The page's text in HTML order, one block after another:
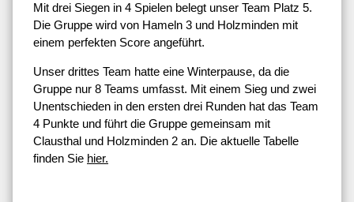
Mit drei Siegen in 4 Spielen belegt unser Team Platz 5.
Die Gruppe wird von Hameln 3 und Holzminden mit
einem perfekten Score angeführt.
Unser drittes Team hatte eine Winterpause, da die
Gruppe nur 8 Teams umfasst. Mit einem Sieg und zwei
Unentschieden in den ersten drei Runden hat das Team
4 Punkte und führt die Gruppe gemeinsam mit
Clausthal und Holzminden 2 an. Die aktuelle Tabelle
finden Sie hier.